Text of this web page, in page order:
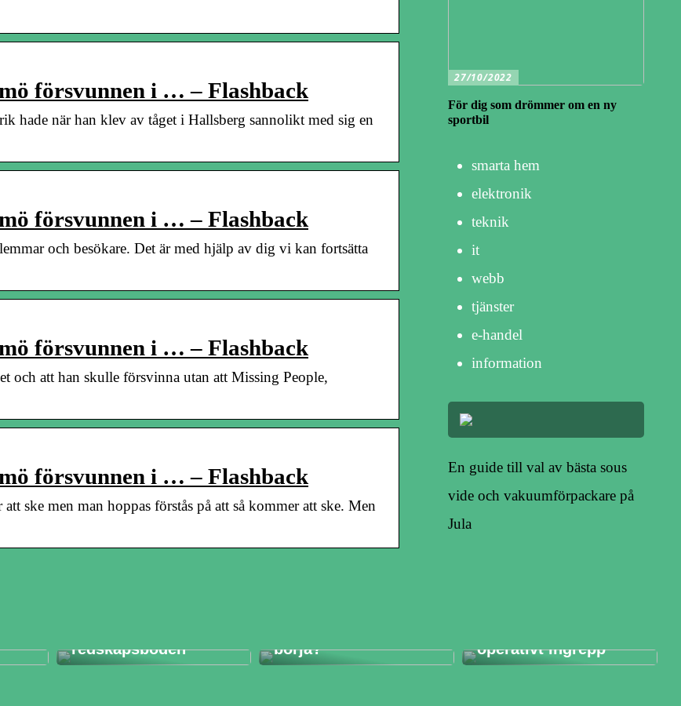
försvunnen i … – Flashback
hade när han klev av tåget i Hallsberg sannolikt med sig en
försvunnen i … – Flashback
och besökare. Det är med hjälp av dig vi kan fortsätta
försvunnen i … – Flashback
att han skulle försvinna utan att Missing People,
försvunnen i … – Flashback
ske men man hoppas förstås på att så kommer att ske. Men
27/10/2022
För dig som drömmer om en ny
sportbil
smarta hem
elektronik
teknik
it
webb
tjänster
e-handel
information
En guide till val av bästa sous
vide och vakuumförpackare på
Jula
redskapsboden
börja?
operativt ingrepp